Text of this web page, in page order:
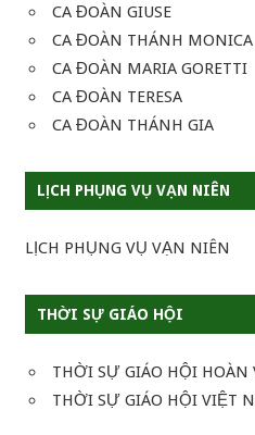
CA ĐOÀN GIUSE
CA ĐOÀN THÁNH MONICA
CA ĐOÀN MARIA GORETTI
CA ĐOÀN TERESA
CA ĐOÀN THÁNH GIA
LỊCH PHỤNG VỤ VẠN NIÊN
LỊCH PHỤNG VỤ VẠN NIÊN
THỜI SỰ GIÁO HỘI
THỜI SỰ GIÁO HỘI HOÀN
THỜI SỰ GIÁO HỘI VIỆT